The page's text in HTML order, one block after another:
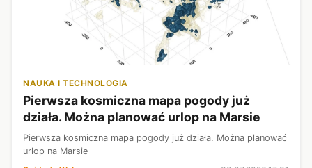
NAUKA I TECHNOLOGIA
Pierwsza kosmiczna mapa pogody już
działa. Można planować urlop na Marsie
Pierwsza kosmiczna mapa pogody już działa. Można planować
urlop na Marsie